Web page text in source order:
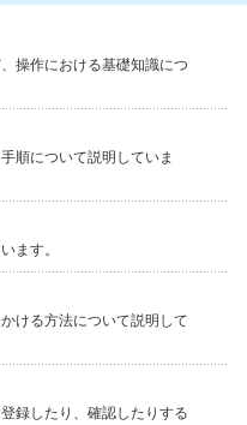
操作における基礎知識につ
順について説明していま
ます。
ける方法について説明して
録したり、確認したりする